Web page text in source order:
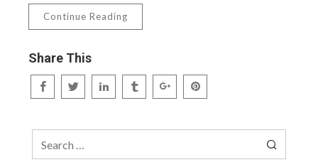
Continue Reading
Share This